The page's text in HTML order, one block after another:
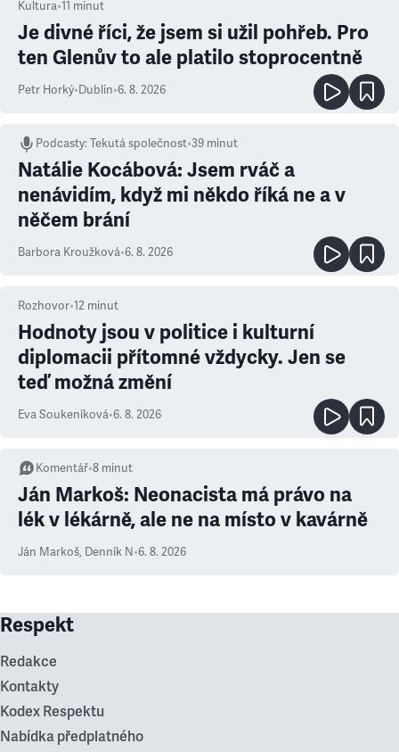
Kultura•11 minut
Je divné říci, že jsem si užil pohřeb. Pro
ten Glenův to ale platilo stoprocentně
Petr Horký•Dublin•6. 8. 2026
Podcasty:Tekutá společnost•39 minut
Natálie Kocábová: Jsem rváč a
nenávidím, když mi někdo říká ne a v
něčem brání
Barbora Kroužková•6. 8. 2026
Rozhovor•12 minut
Hodnoty jsou v politice i kulturní
diplomacii přítomné vždycky. Jen se
teď možná změní
Eva Soukeníková•6. 8. 2026
Komentář•8 minut
Ján Markoš: Neonacista má právo na
lék v lékárně, ale ne na místo v kavárně
Ján Markoš, Denník N•6. 8. 2026
Respekt
Redakce
Kontakty
Kodex Respektu
Nabídka předplatného